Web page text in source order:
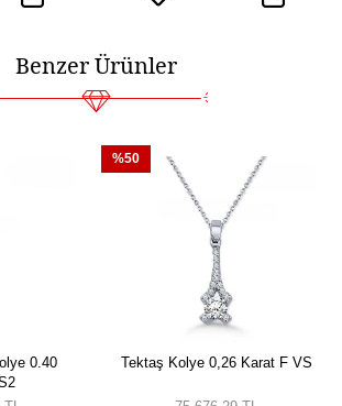
Benzer Ürünler
0.40
Tektaş Kolye 0,26 Karat F VS
%50